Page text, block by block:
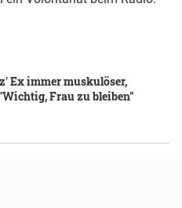
Ex immer muskulöser,
Frau zu bleiben"